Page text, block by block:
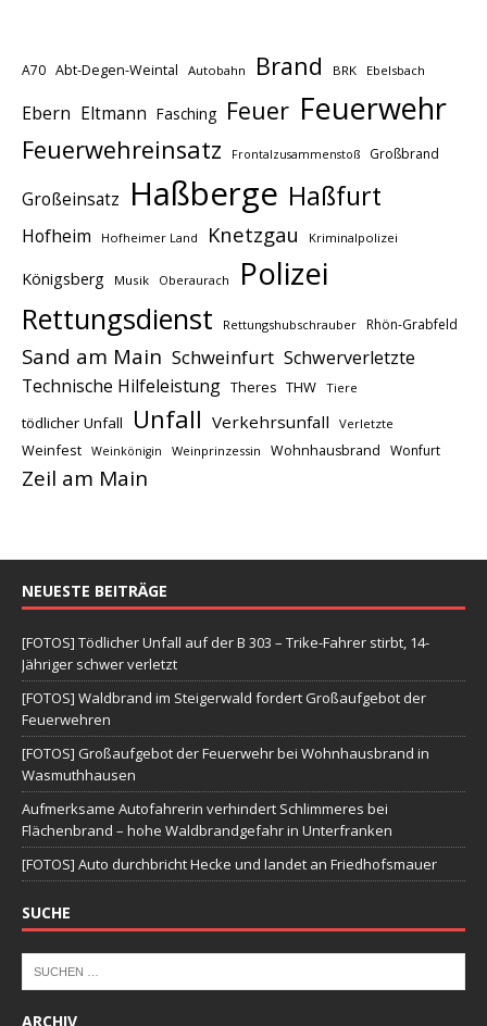
A70 Abt-Degen-Weintal Autobahn Brand BRK Ebelsbach
Ebern Eltmann Fasching Feuer Feuerwehr
Feuerwehreinsatz Frontalzusammenstoß Großbrand
Großeinsatz Haßberge Haßfurt
Hofheim Hofheimer Land Knetzgau Kriminalpolizei
Königsberg Musik Oberaurach Polizei
Rettungsdienst Rettungshubschrauber Rhön-Grabfeld
Sand am Main Schweinfurt Schwerverletzte
Technische Hilfeleistung Theres THW Tiere
tödlicher Unfall Unfall Verkehrsunfall Verletzte
Weinfest Weinkönigin Weinprinzessin Wohnhausbrand Wonfurt
Zeil am Main
NEUESTE BEITRÄGE
[FOTOS] Tödlicher Unfall auf der B 303 – Trike-Fahrer stirbt, 14-
Jähriger schwer verletzt
[FOTOS] Waldbrand im Steigerwald fordert Großaufgebot der
Feuerwehren
[FOTOS] Großaufgebot der Feuerwehr bei Wohnhausbrand in
Wasmuthhausen
Aufmerksame Autofahrerin verhindert Schlimmeres bei
Flächenbrand – hohe Waldbrandgefahr in Unterfranken
[FOTOS] Auto durchbricht Hecke und landet an Friedhofsmauer
SUCHE
ARCHIV